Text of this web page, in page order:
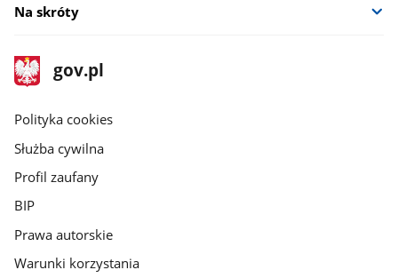
Na skróty
stopka
gov.pl
Strona
gov.pl
gov.pl
Polityka cookies
Służba cywilna
Profil zaufany
BIP
Prawa autorskie
Warunki korzystania